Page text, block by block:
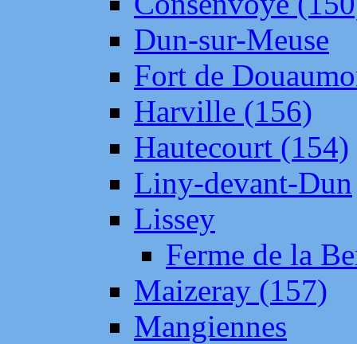
Dun-sur-Meuse
Fort de
Harville (156)
Hautecourt (154)
Liny-devant-Dun
Lissey
Ferme de la
Maizeray (157)
Mangiennes